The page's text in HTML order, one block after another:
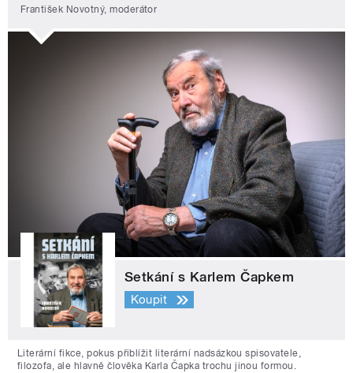
František Novotný, moderátor
Setkání s Karlem Čapkem
Koupit
Literární fikce, pokus přiblížit literární nadsázkou spisovatele,
filozofa, ale hlavně člověka Karla Čapka trochu jinou formou.